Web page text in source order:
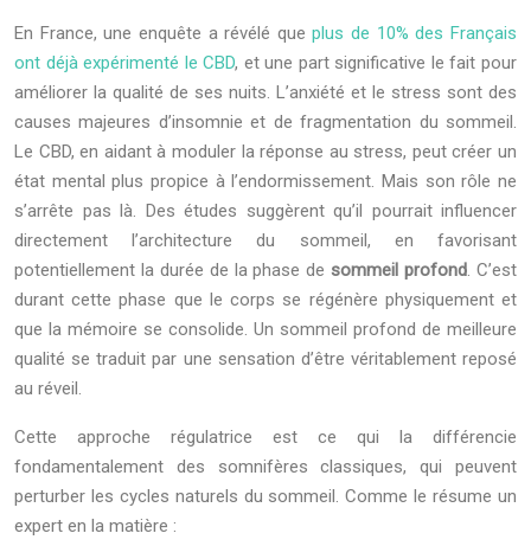
En France, une enquête a révélé queplus de 10% des Français
ont déjà expérimenté le CBD, et une part significative le fait pour
améliorer la qualité de ses nuits. L’anxiété et le stress sont des
causes majeures d’insomnie et de fragmentation du sommeil.
Le CBD, en aidant à moduler la réponse au stress, peut créer un
état mental plus propice à l’endormissement. Mais son rôle ne
s’arrête pas là. Des études suggèrent qu’il pourrait influencer
directement l’architecture du sommeil, en favorisant
potentiellement la durée de la phase desommeil profond. C’est
durant cette phase que le corps se régénère physiquement et
que la mémoire se consolide. Un sommeil profond de meilleure
qualité se traduit par une sensation d’être véritablement reposé
au réveil.
Cette approche régulatrice est ce qui la différencie
fondamentalement des somnifères classiques, qui peuvent
perturber les cycles naturels du sommeil. Comme le résume un
expert en la matière :